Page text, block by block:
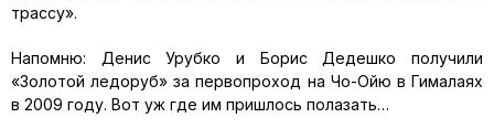
трассу».
Напомню: Денис Урубко и Борис Дедешко получили
«Золотой ледоруб» за первопроход на Чо-Ойю в Гималаях
в 2009 году. Вот уж где им пришлось полазать…